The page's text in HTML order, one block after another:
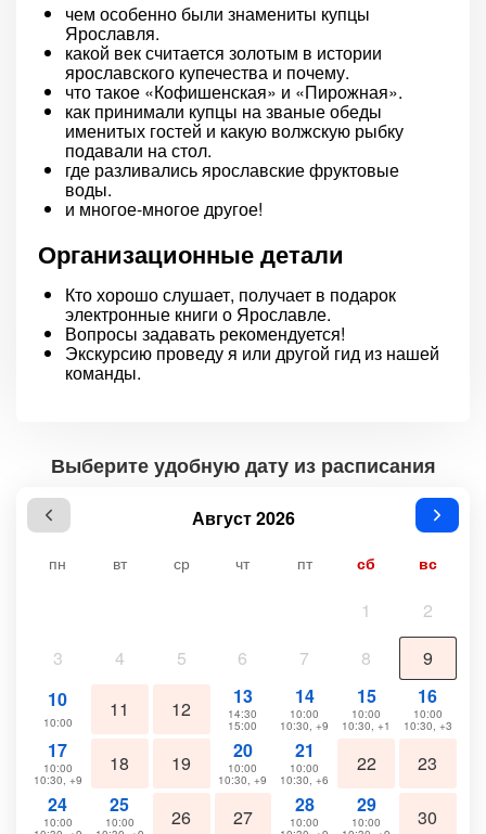
чем особенно были знамениты купцы
Ярославля.
какой век считается золотым в истории
ярославского купечества и почему.
что такое «Кофишенская» и «Пирожная».
как принимали купцы на званые обеды
именитых гостей и какую волжскую рыбку
подавали на стол.
где разливались ярославские фруктовые
воды.
и многое-многое другое!
Организационные детали
Кто хорошо слушает, получает в подарок
электронные книги о Ярославле.
Вопросы задавать рекомендуется!
Экскурсию проведу я или другой гид из нашей
команды.
Выберите удобную дату из расписания
Август 2026
пн вт ср чт пт сб вс
1
2
3
4 5 6 7 8
9
10
10:00
11 12
13
14:30
15:00
14
10:00
10:30, +9
15
10:00
10:30, +1
16
10:00
10:30, +3
17
10:00
10:30, +9
18 19
20
10:00
10:30, +9
21
10:00
10:30, +6
22
23
24
10:00
25
10:00 26 27
28
10:00
29
10:00 30